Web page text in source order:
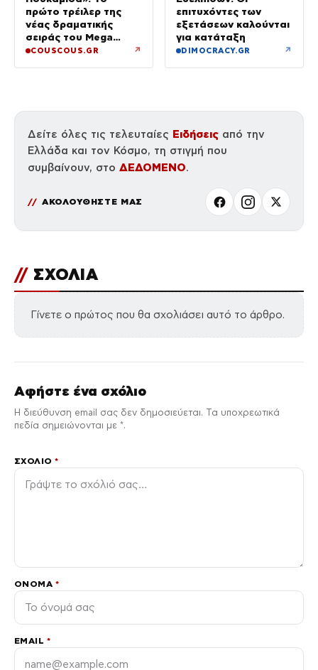
πρώτο τρέιλερ της
νέας δραματικής
σειράς του Mega
κυκλοφόρησε
COUSCOUS.GR ↗
επιτυχόντες των
εξετάσεων καλούνται
για κατάταξη
DIMOCRACY.GR ↗
Δείτε όλες τις τελευταίες Ειδήσεις από την
Ελλάδα και τον Κόσμο, τη στιγμή που
συμβαίνουν, στο ΔΕΔΟΜΕΝΟ.
ΑΚΟΛΟΥΘΗΣΤΕ ΜΑΣ
// ΣΧΟΛΙΑ
Γίνετε ο πρώτος που θα σχολιάσει αυτό το άρθρο.
Αφήστε ένα σχόλιο
Η διεύθυνση email σας δεν δημοσιεύεται. Τα υποχρεωτικά
πεδία σημειώνονται με *.
ΣΧΌΛΙΟ*
ΌΝΟΜΑ *
EMAIL *